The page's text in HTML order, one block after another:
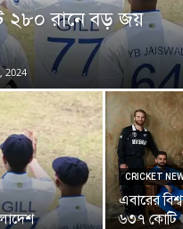
২৮০ রানে বড় জয়
2024
CRICKET
এবারের
৬৩৭ কোটি